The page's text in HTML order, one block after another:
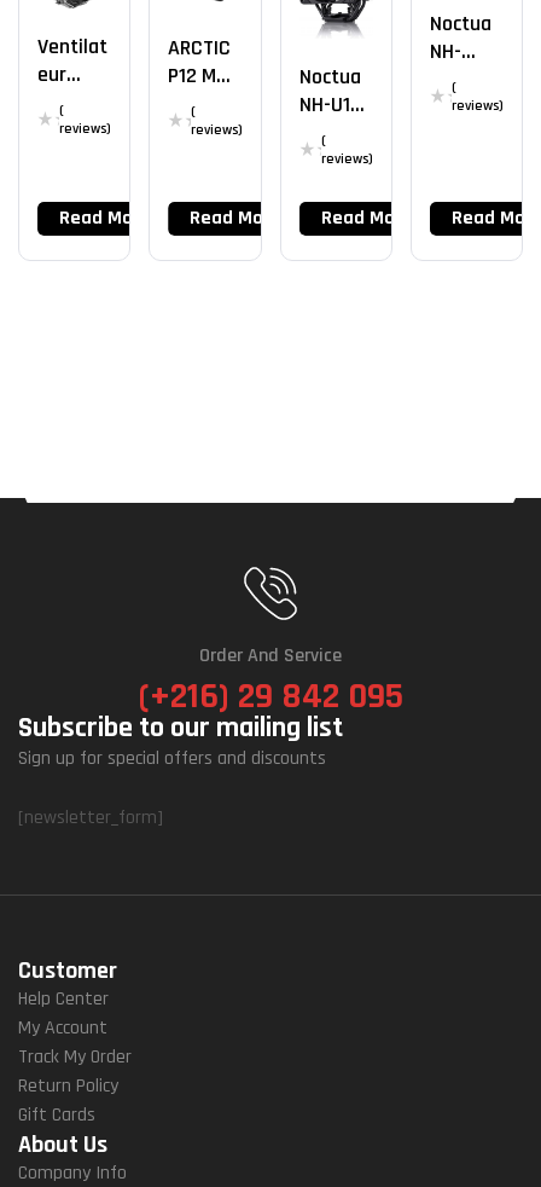
Ventilat
Eur
DeepCo
Ol
(
reviews)
Read More
ARCTIC
P12 MAX
3300RP
M
(
reviews)
Read More
Noctua
NH-U12S
Chroma
X
(
reviews)
Read More
Noctua
NH-
L12Sx77
(
reviews)
Read
Order And Service
(+216) 29 842 095
Subscribe to our mailing list
Sign up for special offers and discounts
[newsletter_form]
Customer
Help Center
My Account
Track My Order
Return Policy
Gift Cards
About Us
Company Info